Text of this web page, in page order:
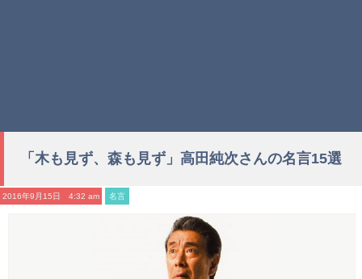
「木も見ず、森も見ず」高田純次さんの名言15選
2016年9月15日 4:32 am 名言